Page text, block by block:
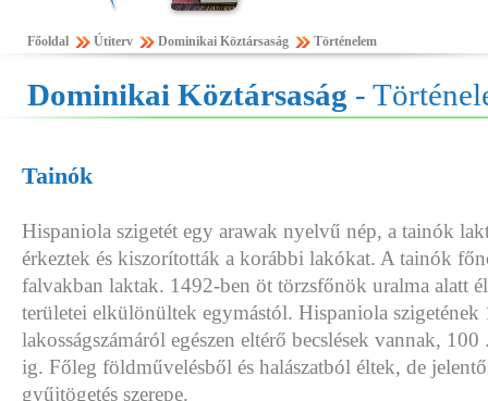
Főoldal Útiterv Dominikai Köztársaság Történelem
Dominikai Köztársaság -
Tainók
Hispaniola szigetét egy arawak nyelvű nép, a tainók
érkeztek és kiszorították a korábbi lakókat. A tainók
falvakban laktak. 1492-ben öt törzsfőnök uralma alatt
területei elkülönültek egymástól. Hispaniola szigetének
lakosságszámáról egészen eltérő becslések vannak,
ig. Főleg földművelésből és halászatból éltek, de
gyűjtögetés szerepe.